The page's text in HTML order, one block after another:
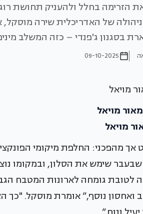
את הזרימה בחלל ולהעניק תחושת
של האדריכלית שירה
בסגנון ג'פנדי – כזה המשלב
09-10-2025
מויאל
מויאל
אך מהפכני: החלפת מיקומי
שימש את הסלון, ובמקומו
לטובת גומחה לארונות המטבח
נוסף,” אומרת מוסקל. "כך